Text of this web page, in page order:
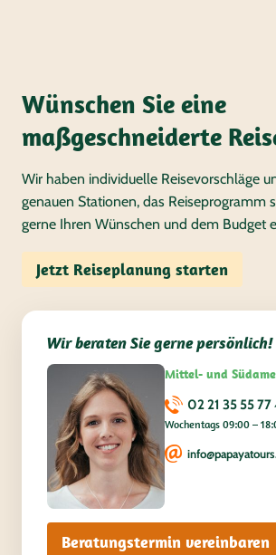
Wünschen Sie eine
maßgeschneiderte
Wir haben individuelle Reisevorschläge
genauen Stationen, das Reiseprogramm
gerne Ihren Wünschen und dem Budget
Jetzt Reiseplanung starten
Wir beraten Sie gerne persönlich!
Mittel- und
02 21 35 55 77
Wochentags 09:00 –
Beratungstermin vereinbaren